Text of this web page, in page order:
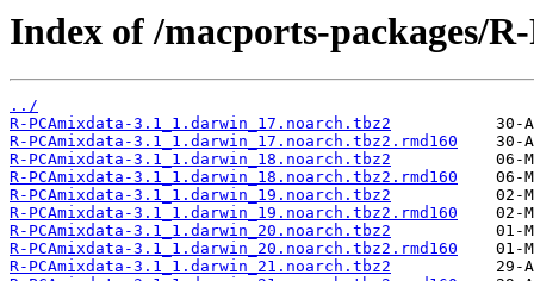
Index of /macports-packages/
../
R-PCAmixdata-3.1_1.darwin_17.noarch.tbz2
R-PCAmixdata-3.1_1.darwin_17.noarch.tbz2.rmd160
R-PCAmixdata-3.1_1.darwin_18.noarch.tbz2
R-PCAmixdata-3.1_1.darwin_18.noarch.tbz2.rmd160
R-PCAmixdata-3.1_1.darwin_19.noarch.tbz2
R-PCAmixdata-3.1_1.darwin_19.noarch.tbz2.rmd160
R-PCAmixdata-3.1_1.darwin_20.noarch.tbz2
R-PCAmixdata-3.1_1.darwin_20.noarch.tbz2.rmd160
R-PCAmixdata-3.1_1.darwin_21.noarch.tbz2